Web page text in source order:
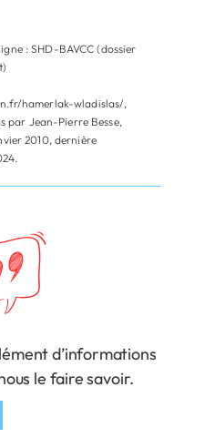
: SHD-BAVCC (dossier
hamerlak-wladislas/,
par Jean-Pierre Besse,
2010, dernière
d’informations
le faire savoir.